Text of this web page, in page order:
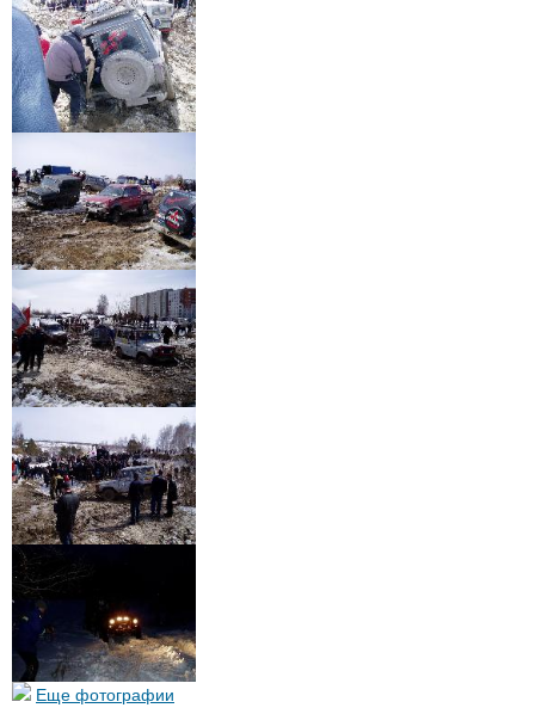
Еще фотографии